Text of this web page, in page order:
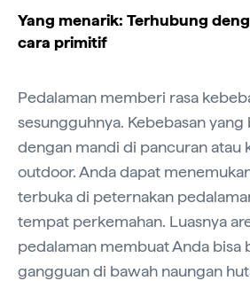
Yang menarik: Terhubung
cara primitif
Pedalaman memberi rasa
sesungguhnya. Kebebasan yang
dengan mandi di pancuran atau
outdoor. Anda dapat
terbuka di peternakan
tempat perkemahan. Luasnya
pedalaman membuat Anda bisa
gangguan di bawah naungan